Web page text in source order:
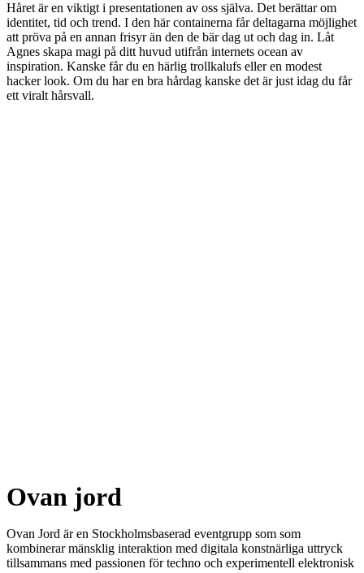
Håret är en viktigt i presentationen av oss själva. Det berättar om
identitet, tid och trend. I den här containerna får deltagarna möjlighet
att pröva på en annan frisyr än den de bär dag ut och dag in. Låt
Agnes skapa magi på ditt huvud utifrån internets ocean av
inspiration. Kanske får du en härlig trollkalufs eller en modest
hacker look. Om du har en bra hårdag kanske det är just idag du får
ett viralt hårsvall.
Ovan jord
Ovan Jord är en Stockholmsbaserad eventgrupp som som
kombinerar mänsklig interaktion med digitala konstnärliga uttryck
tillsammans med passionen för techno och experimentell elektronisk